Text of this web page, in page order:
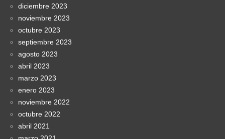
diciembre 2023
noviembre 2023
octubre 2023
septiembre 2023
agosto 2023
abril 2023
marzo 2023
enero 2023
noviembre 2022
octubre 2022
abril 2021